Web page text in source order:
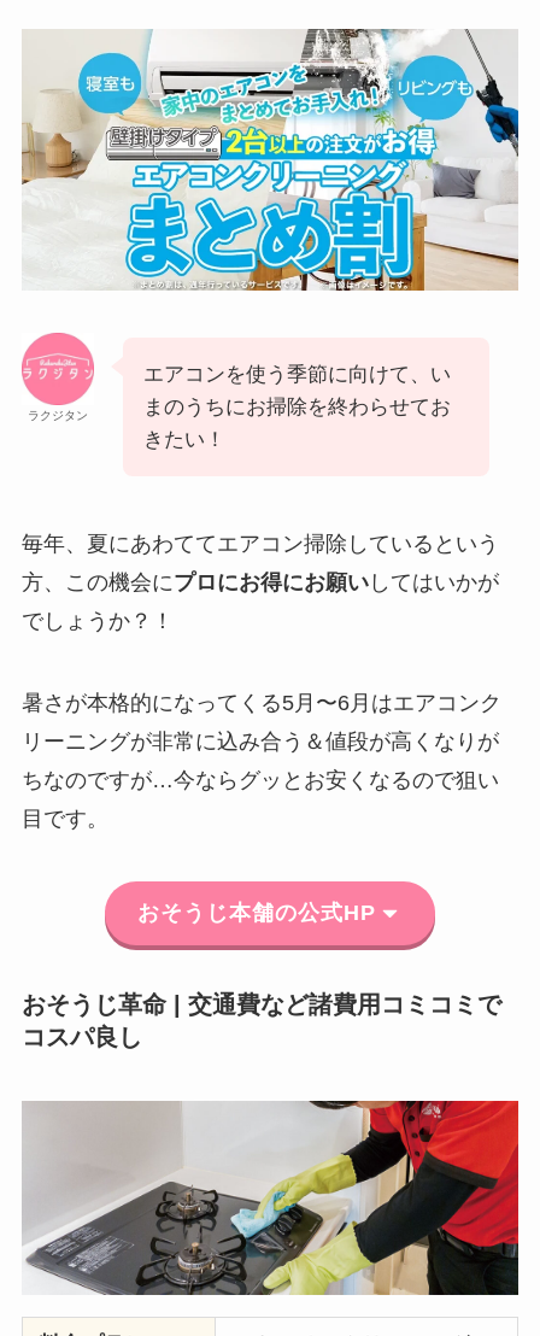
ラクジタン
エアコンを使う季節に向けて、い
まのうちにお掃除を終わらせてお
きたい！
毎年、夏にあわててエアコン掃除しているという
方、この機会にプロにお得にお願いしてはいかが
でしょうか？！
暑さが本格的になってくる5月〜6月はエアコンク
リーニングが非常に込み合う＆値段が高くなりが
ちなのですが…今ならグッとお安くなるので狙い
目です。
おそうじ本舗の公式HP
おそうじ革命 | 交通費など諸費用コミコミで
コスパ良し